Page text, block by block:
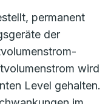
permanent
der
wird
Level gehalten.